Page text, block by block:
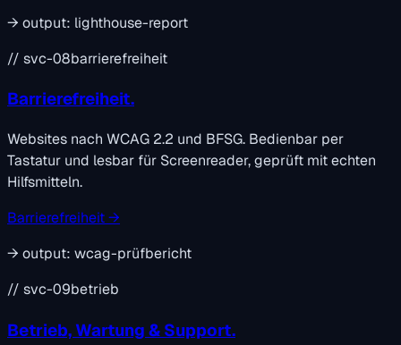
→ output: lighthouse-report
// svc-08barrierefreiheit
Barrierefreiheit.
Websites nach WCAG 2.2 und BFSG. Bedienbar per
Tastatur und lesbar für Screenreader, geprüft mit echten
Hilfsmitteln.
Barrierefreiheit →
→ output: wcag-prüfbericht
// svc-09betrieb
Betrieb, Wartung & Support.